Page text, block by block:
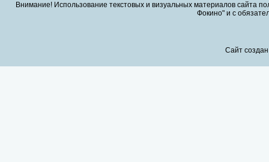
Внимание! Использование текстовых и визуальных материалов сайта
Фокино" и с
Сайт